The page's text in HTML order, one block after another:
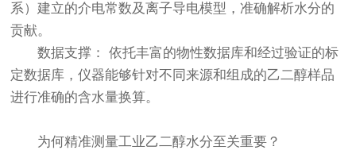
系）建立的介电常数及离子导电模型，准确解析水分的
贡献。
数据支撑： 依托丰富的物性数据库和经过验证的标
定数据库，仪器能够针对不同来源和组成的乙二醇样品
进行准确的含水量换算。
为何精准测量工业乙二醇水分至关重要？